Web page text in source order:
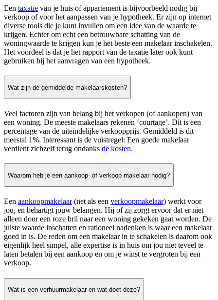
Een taxatie van je huis of appartement is bijvoorbeeld nodig bij
verkoop of voor het aanpassen van je hypotheek. Er zijn op internet
diverse tools die je kunt invullen om een idee van de waarde te
krijgen. Echter om echt een betrouwbare schatting van de
woningwaarde te krijgen kun je het beste een makelaar inschakelen.
Het voordeel is dat je het rapport van de taxatie later ook kunt
gebruiken bij het aanvragen van een hypotheek.
Wat zijn de gemiddelde makelaarskosten?
Veel factoren zijn van belang bij het verkopen (of aankopen) van
een woning. De meeste makelaars rekenen ‘courtage’. Dit is een
percentage van de uiteindelijke verkoopprijs. Gemiddeld is dit
meestal 1%. Interessant is de vuistregel: Een goede makelaar
verdient zichzelf terug ondanks de kosten.
Waarom heb je een aankoop- of verkoop makelaar nodig?
Een aankoopmakelaar(net als een verkoopmakelaar) werkt voor
jou, en behartigt jouw belangen. Hij of zij zorgt ervoor dat er niet
alleen door een roze bril naar een woning gekeken gaat worden. De
juiste waarde inschatten en rationeel nadenken is waar een makelaar
goed in is. De reden om een makelaar in te schakelen is daarom ook
eigenlijk heel simpel, alle expertise is in huis om jou niet teveel te
laten betalen bij een aankoop en om je winst te vergroten bij een
verkoop.
Wat is een verhuurmakelaar en wat doet deze?